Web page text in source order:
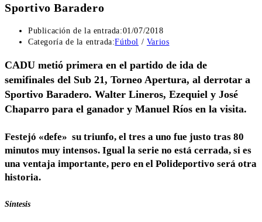
Sportivo Baradero
Publicación de la entrada:01/07/2018
Categoría de la entrada:Fútbol / Varios
CADU metió primera en el partido de ida de
semifinales del Sub 21, Torneo Apertura, al derrotar a
Sportivo Baradero. Walter Lineros, Ezequiel y José
Chaparro para el ganador y Manuel Ríos en la visita.
Festejó «defe» su triunfo, el tres a uno fue justo tras 80
minutos muy intensos. Igual la serie no está cerrada, si es
una ventaja importante, pero en el Polideportivo será otra
historia.
Síntesis